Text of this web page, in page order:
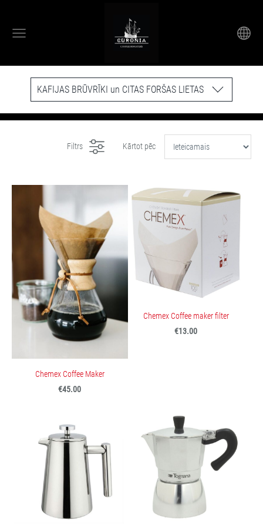
KAFIJAS BRŪVRĪKI un CITAS FORŠAS LIETAS
Filtrs Kārtot pēc
Chemex Coffee Maker
€45.00
Chemex Coffee maker filter
€13.00